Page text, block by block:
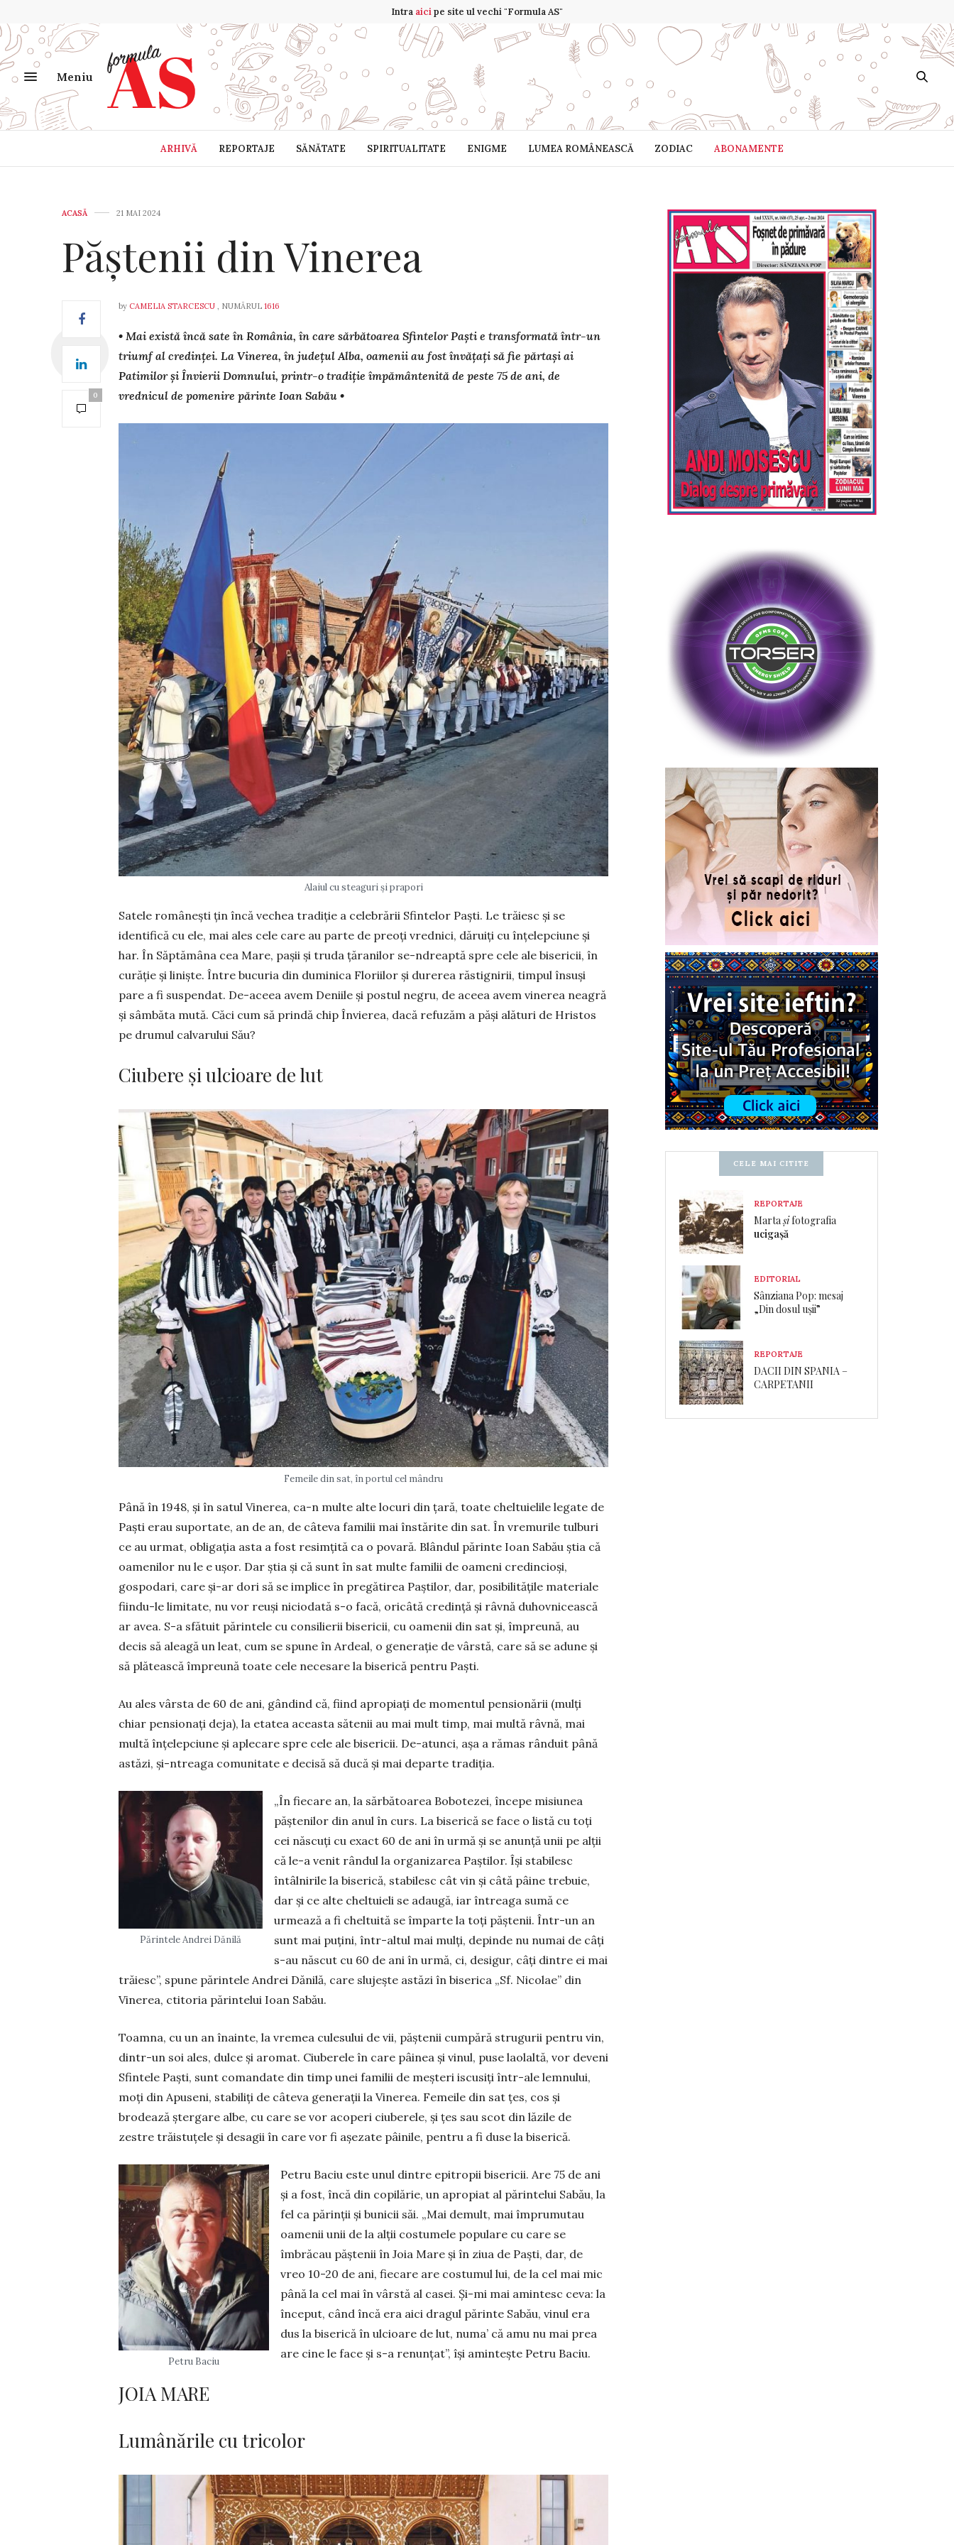
Intra aicipe site ul vechi "Formula AS"
Meniu
ARHIVĂ REPORTAJE SĂNĂTATE SPIRITUALITATE ENIGME LUMEA ROMÂNEASCĂ ZODIAC ABONAMENTE
ACASĂ 21 MAI 2024
Păștenii din Vinerea
0
by CAMELIA STARCESCU , NUMĂRUL 1616
• Mai există încă sate în România, în care sărbătoarea Sfintelor Paști e transformată într-un
triumf al credinței. La Vinerea, în județul Alba, oamenii au fost învățați să fie părtași ai
Patimilor și Învierii Domnului, printr-o tradiție împământenită de peste 75 de ani, de
vrednicul de pomenire părinte Ioan Sabău •
Alaiul cu steaguri și prapori
Satele românești țin încă vechea tradiție a celebrării Sfintelor Paști. Le trăiesc și se
identifică cu ele, mai ales cele care au parte de preoți vrednici, dăruiți cu înțelepciune și
har. În Săptămâna cea Mare, pașii și truda țăranilor se-ndreaptă spre cele ale bisericii, în
curăție și li­niște. Între bucuria din duminica Floriilor și durerea răstignirii, timpul însuși
pare a fi suspendat. De-aceea avem Deniile și pos­tul negru, de aceea avem vinerea neagră
și sâmbăta mu­tă. Căci cum să prindă chip Învierea, dacă refuzăm a păși alături de Hristos
pe drumul calvarului Său?
Ciubere și ulcioare de lut
Femeile din sat, în portul cel mândru
Până în 1948, și în satul Vinerea, ca-n multe alte locuri din țară, toate cheltuielile legate de
Paști erau suportate, an de an, de câteva familii mai înstărite din sat. În vremurile tulburi
ce au urmat, obligația asta a fost resimțită ca o povară. Blândul părinte Ioan Sabău știa că
oamenilor nu le e ușor. Dar știa și că sunt în sat multe familii de oameni credincioși,
gospodari, care și-ar dori să se implice în pregătirea Paștilor, dar, posibilitățile materiale
fiindu-le limitate, nu vor reuși niciodată s-o facă, oricâtă credință și râvnă duhovnicească
ar avea. S-a sfătuit părintele cu consilierii bisericii, cu oamenii din sat și, împreună, au
decis să aleagă un leat, cum se spune în Ardeal, o generație de vârstă, care să se adune și
să plătească împreună toate cele necesare la biserică pentru Paști.
Au ales vârsta de 60 de ani, gândind că, fiind apropiați de momentul pensionării (mulți
chiar pensionați deja), la etatea aceasta sătenii au mai mult timp, mai multă râvnă, mai
multă înțelepciune și aplecare spre cele ale bisericii. De-atunci, așa a rămas rânduit până
astăzi, și-ntreaga comunitate e decisă să ducă și mai departe tradiția.
Părintele Andrei Dănilă
„În fiecare an, la sărbătoarea Bobotezei, începe misiunea
păștenilor din anul în curs. La biserică se face o listă cu toți
cei născuți cu exact 60 de ani în urmă și se anunță unii pe alții
că le-a venit rândul la organizarea Paștilor. Își stabilesc
întâlnirile la biserică, stabilesc cât vin și câtă pâine trebuie,
dar și ce alte cheltuieli se adaugă, iar întreaga sumă ce
urmează a fi cheltuită se împarte la toți păștenii. Într-un an
sunt mai puțini, într-altul mai mulți, depinde nu numai de câți
s-au născut cu 60 de ani în urmă, ci, desigur, câți dintre ei mai
trăiesc”, spune părintele Andrei Dănilă, care slujește astăzi în biserica „Sf. Nicolae” din
Vinerea, ctitoria părintelui Ioan ­Sabău.
Toamna, cu un an înainte, la vremea culesului de vii, păștenii cumpără strugurii pentru vin,
dintr-un soi ales, dulce și aromat. Ciuberele în care pâinea și vinul, puse laolaltă, vor deveni
Sfintele Paști, sunt comandate din timp unei familii de meșteri iscusiți într-ale lemnului,
moți din Apuseni, stabiliți de câteva generații la Vinerea. Femeile din sat țes, cos și
brodează ștergare albe, cu care se vor acoperi ciuberele, și țes sau scot din lăzile de
zestre trăistuțele și desa­gii în care vor fi așezate pâinile, pentru a fi duse la biserică.
Petru Baciu
Petru Baciu este unul dintre epitropii bisericii. Are 75 de ani
și a fost, încă din copilărie, un apropiat al părintelui Sabău, la
fel ca părinții și bunicii săi. „Mai demult, mai împrumutau
oamenii unii de la alții costumele populare cu care se
îmbrăcau păștenii în Joia Mare și în ziua de Paști, dar, de
vreo 10-20 de ani, fiecare are costumul lui, de la cel mai mic
până la cel mai în vârstă al casei. Și-mi mai amintesc ceva: la
început, când încă era aici dragul părinte Sabău, vinul era
dus la biserică în ulcioare de lut, numa’ că amu nu mai prea
are cine le face și s-a renunțat”, își amintește Petru Baciu.
JOIA MARE
Lumânările cu tricolor
CELE MAI CITITE
REPORTAJE
Martașifotografia
ucigașă
EDITORIAL
Sânziana Pop: mesaj
„Din dosul ușii”
REPORTAJE
DACII DIN SPANIA –
CARPETANII